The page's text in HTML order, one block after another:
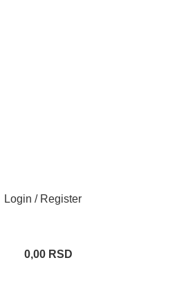
Login / Register
0,00 RSD